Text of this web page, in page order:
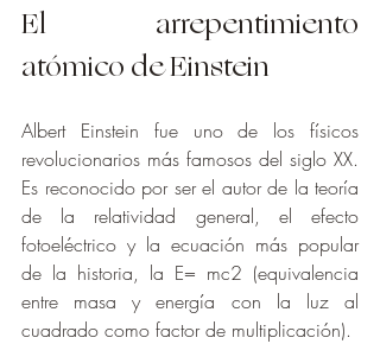
El arrepentimiento
atómico de Einstein
Albert Einstein fue uno de los físicos
revolucionarios más famosos del siglo XX.
Es reconocido por ser el autor de la teoría
de la relatividad general, el efecto
fotoeléctrico y la ecuación más popular
de la historia, la E= mc2 (equivalencia
entre masa y energía con la luz al
cuadrado como factor de multiplicación).